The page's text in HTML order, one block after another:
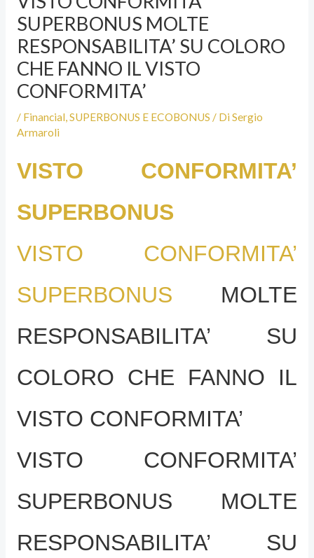
SUPERBONUS MOLTE
RESPONSABILITA’ SU COLORO
CHE FANNO IL VISTO
CONFORMITA’
/ Financial, SUPERBONUS E ECOBONUS / DiSergio
Armaroli
VISTO CONFORMITA’
SUPERBONUS
VISTO CONFORMITA’
SUPERBONUS MOLTE
RESPONSABILITA’ SU
COLORO CHE FANNO IL
VISTO CONFORMITA’
VISTO CONFORMITA’
SUPERBONUS MOLTE
RESPONSABILITA’ SU